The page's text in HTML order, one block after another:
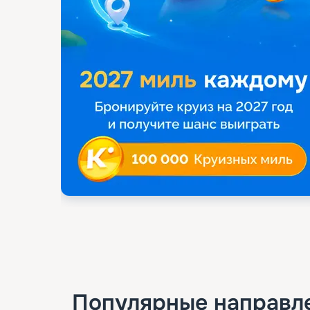
Популярные